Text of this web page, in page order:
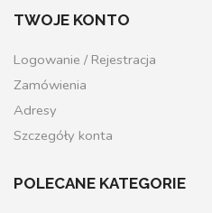
TWOJE KONTO
Logowanie / Rejestracja
Zamówienia
Adresy
Szczegóły konta
POLECANE KATEGORIE